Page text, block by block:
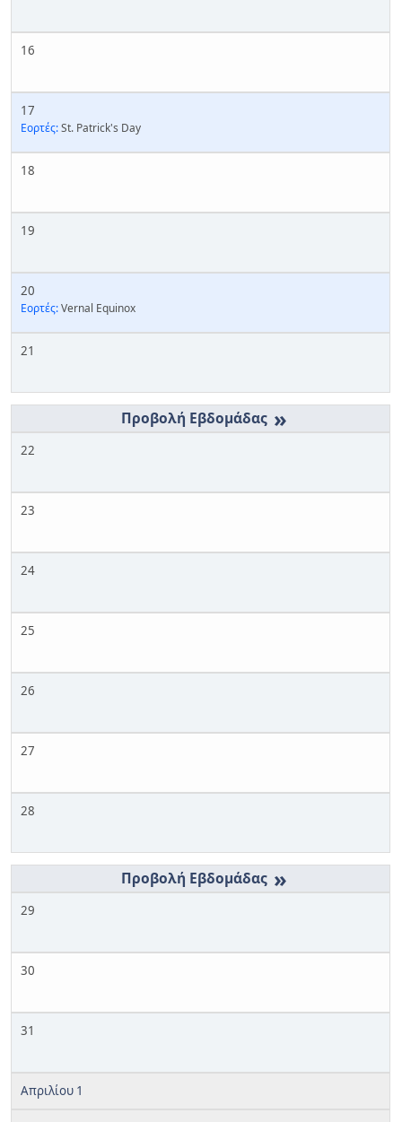
16
17
Εορτές:St. Patrick's Day
18
19
20
Εορτές:Vernal Equinox
21
»
22
23
24
25
26
27
28
»
29
30
31
Απριλίου 1